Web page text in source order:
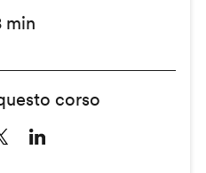
min
corso